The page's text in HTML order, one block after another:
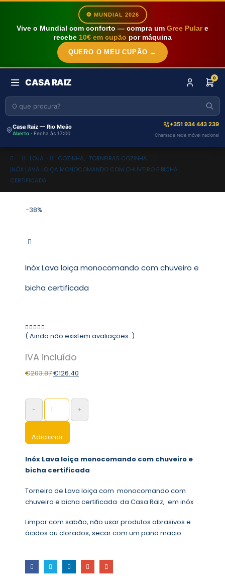
⚽ MUNDIAL 2026
Vive o Mundial com conforto — compra um Gree Pulare
recebe 10€ em cupão por máquina
QUERO O MEU CUPÃO →
CASA RAIZ 0
Casa Raiz — Rio Meão
Aberto · Fecha às 17:00
+351 934 443 239
Chamada rede móvel nacional
LOJA COZINHA, TORNEIRAS COZINHA
INÓX LAVA LOIÇA MONOCOMANDO COM CHUVEIRO E BICHA
CERTIFICADA
-38%
Inóx Lava loiça monocomando com chuveiro e
bicha certificada
0 out of 5
( Ainda não existem avaliações. )
€203.87€126.40
- +
Adicionar
Inóx Lava loiça monocomando com chuveiro e
bicha certificada
Torneira de Lava loiça com monocomando com
chuveiro e bicha certificada da Casa Raiz, em inóx .
Limpar com sabão, não usar produtos abrasivos e
ácidos ou clorados, secar com um pano macio.